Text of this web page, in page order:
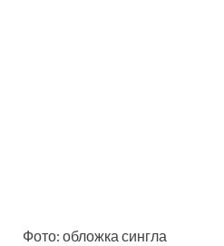
Фото: обложка сингла